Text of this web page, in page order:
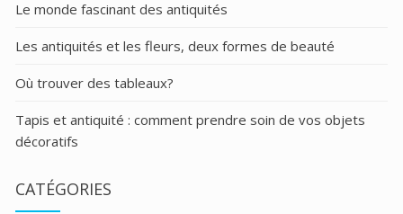
Le monde fascinant des antiquités
Les antiquités et les fleurs, deux formes de beauté
Où trouver des tableaux?
Tapis et antiquité : comment prendre soin de vos objets
décoratifs
CATÉGORIES